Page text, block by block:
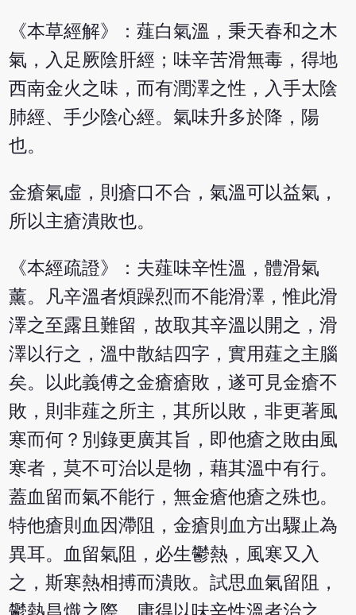
《本草經解》：薤白氣溫，秉天春和之木
氣，入足厥陰肝經；味辛苦滑無毒，得地
西南金火之味，而有潤澤之性，入手太陰
肺經、手少陰心經。氣味升多於降，陽
也。
金瘡氣虛，則瘡口不合，氣溫可以益氣，
所以主瘡潰敗也。
《本經疏證》：夫薤味辛性溫，體滑氣
薰。凡辛溫者煩躁烈而不能滑澤，惟此滑
澤之至露且難留，故取其辛溫以開之，滑
澤以行之，溫中散結四字，實用薤之主腦
矣。以此義傅之金瘡瘡敗，遂可見金瘡不
敗，則非薤之所主，其所以敗，非更著風
寒而何？別錄更廣其旨，即他瘡之敗由風
寒者，莫不可治以是物，藉其溫中有行。
蓋血留而氣不能行，無金瘡他瘡之殊也。
特他瘡則血因滯阻，金瘡則血方出驟止為
異耳。血留氣阻，必生鬱熱，風寒又入
之，斯寒熱相搏而潰敗。試思血氣留阻，